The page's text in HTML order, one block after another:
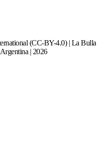
(CC-BY-4.0) | La Bulla
| 2026